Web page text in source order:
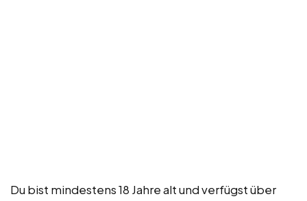
Du bist mindestens 18 Jahre alt und verfügst über